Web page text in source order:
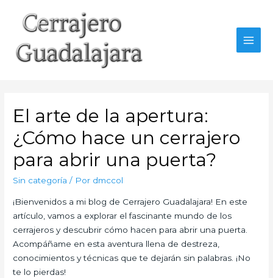
contenido
El arte de la apertura:
¿Cómo hace un cerrajero
para abrir una puerta?
Sin categoría / Por dmccol
¡Bienvenidos a mi blog de Cerrajero Guadalajara! En este
artículo, vamos a explorar el fascinante mundo de los
cerrajeros y descubrir cómo hacen para abrir una puerta.
Acompáñame en esta aventura llena de destreza,
conocimientos y técnicas que te dejarán sin palabras. ¡No
te lo pierdas!